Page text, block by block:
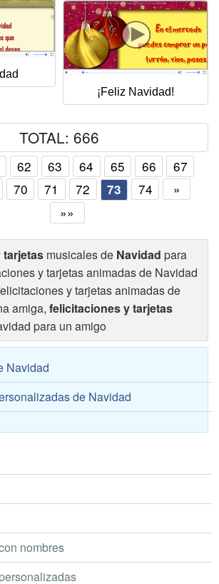
¡Feliz Navidad!
TOTAL: 666
62 63 64 65 66
67
70 71 72 73 74
»
»»
tarjetas musicales de Navidad para
y tarjetas animadas de Navidad
y tarjetas animadas de
amiga, felicitaciones y tarjetas
para un amigo
Navidad
de Navidad
nombres